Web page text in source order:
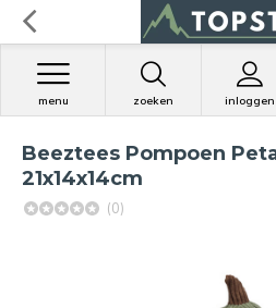
zoeken inloggen
menu
Beeztees Pompoen
21x14x14cm
(0)